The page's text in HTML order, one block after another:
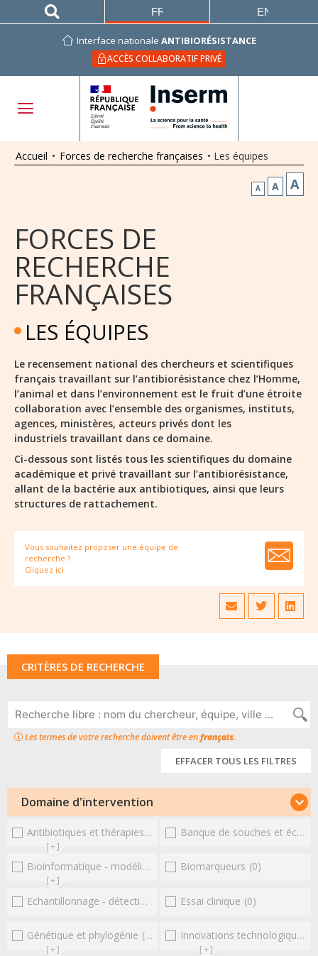
Interface nationale ANTIBIORÉSISTANCE
ACCÈS COLLABORATIF PRIVÉ
FRANÇAIS ENGLISH
Accueil • Forces de recherche françaises • Les équipes
A A A
FORCES DE
RECHERCHE
FRANÇAISES
LES ÉQUIPES
Le recensement national des chercheurs et scientifiques
français travaillant sur l’antibiorésistance chez l’Homme,
l’animal et dans l’environnement est le fruit d’une étroite
collaboration avec l’ensemble des organismes, instituts,
agences, ministères, acteurs privés dont les
industriels travaillant dans ce domaine.
Ci-dessous sont listés tous les scientifiques du domaine
académique et privé travaillant sur l’antibiorésistance,
allant de la bactérie aux antibiotiques, ainsi que leurs
structures de rattachement.
Vous souhaitez proposer une équipe de
recherche ?
Cliquez ici
CRITÈRES DE RECHERCHE
Les termes de votre recherche doivent être enfrançais.
EFFACER TOUS LES FILTRES
Domaine d'intervention
Antibiotiques et thérapies alternatives (0)
[+]
Banque de souches et échantillons
Bioinformatique - modélisation - structure (0)
[+]
Biomarqueurs (0)
Echantillonnage - détection et diagnostic (0)
Essai clinique (0)
Génétique et phylogénie (0)
[+]
Innovations technologiques et omiques
[+]